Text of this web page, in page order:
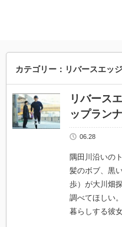
カテゴリー：リバースエッ
リバース
ップラン
06.28
隅田川沿いの
髪のボブ、黒
歩）が大川畑
調べてほしい
暮らしする彼